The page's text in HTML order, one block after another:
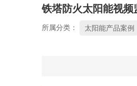
铁塔防火太阳能视频
所属分类： 太阳能产品案例